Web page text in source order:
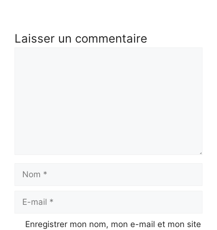
Laisser un commentaire
Nom
Enregistrer mon nom, mon e-mail et mon site